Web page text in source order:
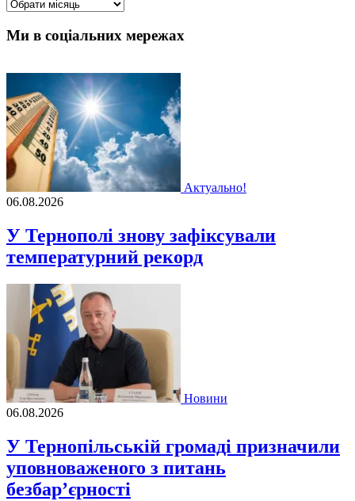
Ми в соціальних мережах
Актуально!
06.08.2026
У Тернополі знову зафіксували
температурний рекорд
Новини
06.08.2026
У Тернопільській громаді призначили
уповноваженого з питань
безбар’єрності